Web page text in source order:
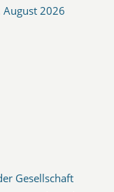
August 2026
Gesellschaft